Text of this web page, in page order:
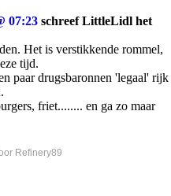
07:23 schreef LittleLidl het
Het is verstikkende rommel,
tijd.
paar drugsbaronnen 'legaal' rijk
friet........ en ga zo maar
Refinery89